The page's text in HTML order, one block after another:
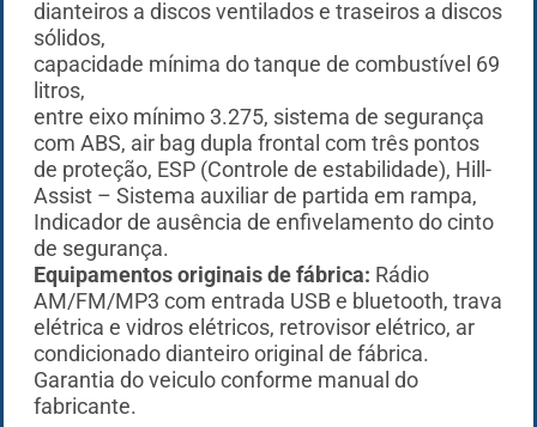
dianteiros a discos ventilados e traseiros a discos
sólidos,
capacidade mínima do tanque de combustível 69
litros,
entre eixo mínimo 3.275, sistema de segurança
com ABS, air bag dupla frontal com três pontos
de proteção, ESP (Controle de estabilidade), Hill-
Assist – Sistema auxiliar de partida em rampa,
Indicador de ausência de enfivelamento do cinto
de segurança.
Equipamentos originais de fábrica: Rádio
AM/FM/MP3 com entrada USB e bluetooth, trava
elétrica e vidros elétricos, retrovisor elétrico, ar
condicionado dianteiro original de fábrica.
Garantia do veiculo conforme manual do
fabricante.